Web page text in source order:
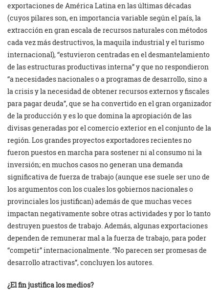
exportaciones de América Latina en las últimas décadas
(cuyos pilares son, en importancia variable según el país, la
extracción en gran escala de recursos naturales con métodos
cada vez más destructivos, la maquila industrial y el turismo
internacional), “estuvieron centradas en el desmantelamiento
de las estructuras productivas interna” y que no respondieron
“a necesidades nacionales o a programas de desarrollo, sino a
la crisis y la necesidad de obtener recursos externos y fiscales
para pagar deuda”, que se ha convertido en el gran organizador
de la producción y es lo que domina la apropiación de las
divisas generadas por el comercio exterior en el conjunto de la
región. Los grandes proyectos exportadores recientes no
fueron puestos en marcha para sostener ni al consumo ni la
inversión; en muchos casos no generan una demanda
significativa de fuerza de trabajo (aunque ese suele ser uno de
los argumentos con los cuales los gobiernos nacionales o
provinciales los justifican) además de que muchas veces
impactan negativamente sobre otras actividades y por lo tanto
destruyen puestos de trabajo. Además, algunas exportaciones
dependen de remunerar mal a la fuerza de trabajo, para poder
“competir” internacionalmente. “No parecen ser promesas de
desarrollo atractivas”, concluyen los autores.
¿El fin justifica los medios?